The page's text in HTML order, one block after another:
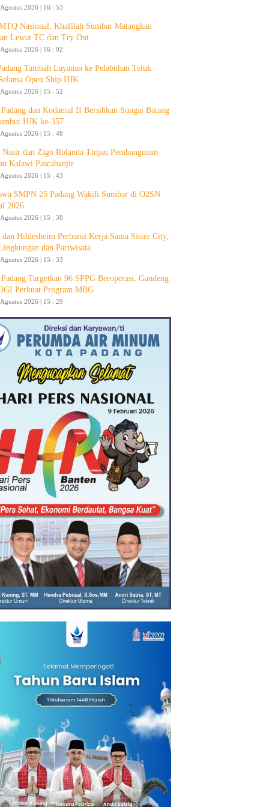
2026 | 16 : 53
Nasional, Khafilah Sumbar Matangkan
Lewat TC dan Try Out
2026 | 16 : 02
Tambah Layanan ke Pelabuhan Teluk
Open Ship HJK
2026 | 15 : 52
dan Kodaeral II Bersihkan Sungai Batang
HJK ke-357
2026 | 15 : 48
Nasir dan Zigo Rolanda Tinjau Pembangunan
Kalawi Pascabanjir
2026 | 15 : 43
SMPN 25 Padang Wakili Sumbar di O2SN
2026
2026 | 15 : 38
dan Hildesheim Perbarui Kerja Sama Sister City,
dan Pariwisata
2026 | 15 : 33
Targetkan 96 SPPG Beroperasi, Gandeng
Perkuat Program MBG
2026 | 15 : 29